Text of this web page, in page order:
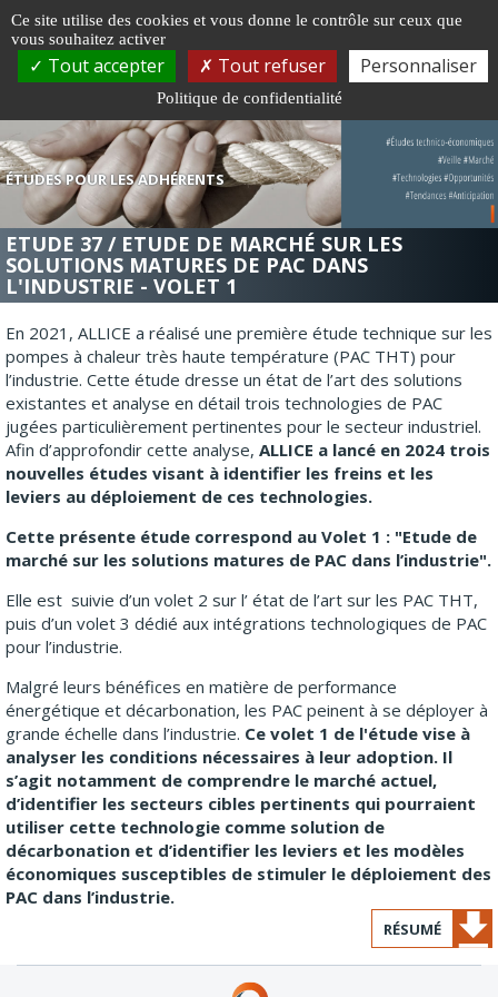
ÉTUDES POUR LES ADHÉRENTS
ETUDE 37 / ETUDE DE MARCHÉ SUR LES
SOLUTIONS MATURES DE PAC DANS
L'INDUSTRIE - VOLET 1
En 2021, ALLICE a réalisé une première étude technique sur les
pompes à chaleur très haute température (PAC THT) pour
l’industrie. Cette étude dresse un état de l’art des solutions
existantes et analyse en détail trois technologies de PAC
jugées particulièrement pertinentes pour le secteur industriel.
Afin d’approfondir cette analyse, ALLICE a lancé en 2024 trois
nouvelles études visant à identifier les freins et les
leviers au déploiement de ces technologies.
Cette présente étude correspond au Volet 1 : "Etude de
marché sur les solutions matures de PAC dans l’industrie".
Elle est suivie d’un volet 2 sur l’ état de l’art sur les PAC THT,
puis d’un volet 3 dédié aux intégrations technologiques de PAC
pour l’industrie.
Malgré leurs bénéfices en matière de performance
énergétique et décarbonation, les PAC peinent à se déployer à
grande échelle dans l’industrie. Ce volet 1 de l'étude vise à
analyser les conditions nécessaires à leur adoption. Il
s’agit notamment de comprendre le marché actuel,
d’identifier les secteurs cibles pertinents qui pourraient
utiliser cette technologie comme solution de
décarbonation et d’identifier les leviers et les modèles
économiques susceptibles de stimuler le déploiement des
PAC dans l’industrie.
RÉSUMÉ
Gestion de vos préférences sur les cookies
Ce site utilise des cookies et vous donne le contrôle sur ceux que
vous souhaitez activer
Tout accepter Tout refuser Personnaliser
Politique de confidentialité